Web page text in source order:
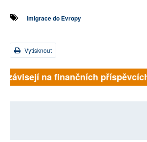
Imigrace do Evropy
Vytisknout
na finančních